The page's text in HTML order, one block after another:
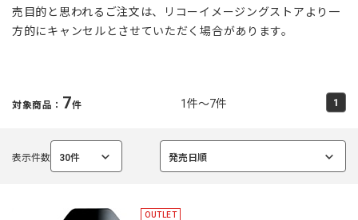
売目的と思われるご注文は、リコーイメージングストアより一
方的にキャンセルとさせていただく場合があります。
対象商品： 7件 1件～7件 1
表示件数 30件
選
発売日順
選
OUTLET